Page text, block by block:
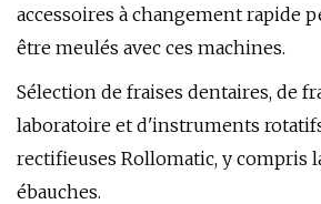
accessoires à changement rapide
être meulés avec ces machines.
Sélection de fraises dentaires, de
laboratoire et d'instruments
rectifieuses Rollomatic, y compris
ébauches.